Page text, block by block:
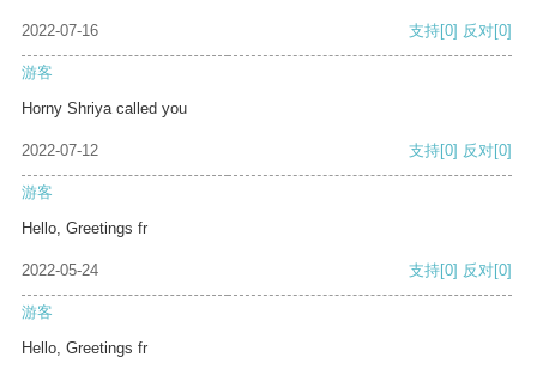
2022-07-16 支持[0] 反对[0]
游客
Horny Shriya called you
2022-07-12 支持[0] 反对[0]
游客
Hello, Greetings fr
2022-05-24 支持[0] 反对[0]
游客
Hello, Greetings fr